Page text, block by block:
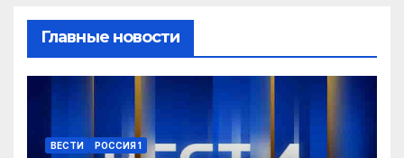
Главные новости
ВЕСТИ РОССИЯ 1